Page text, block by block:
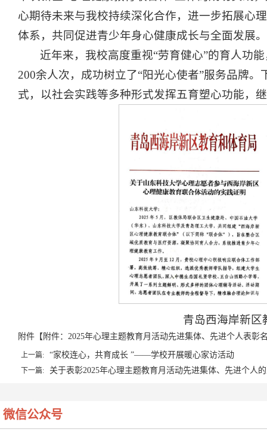
心期待未来与我校持续深化合作，进一步拓展心
体系，共同促进青少年身心健康成长与全面发展。
近年来，我校高度重视“劳育健心”的育人功
200余人次，成功树立了“阳光心使者”服务品牌
式，以社会实践等多种形式发挥五育塑心功能，
青岛西海岸新区
附件【 附件：2025年心理主题教育月活动先进集体、先进个人表彰
上一篇: “家校连心，共育成长 ”——学校开展暖心家访活动
下一篇: 关于表彰2025年心理主题教育月活动先进集体、先进个人
微信公众号